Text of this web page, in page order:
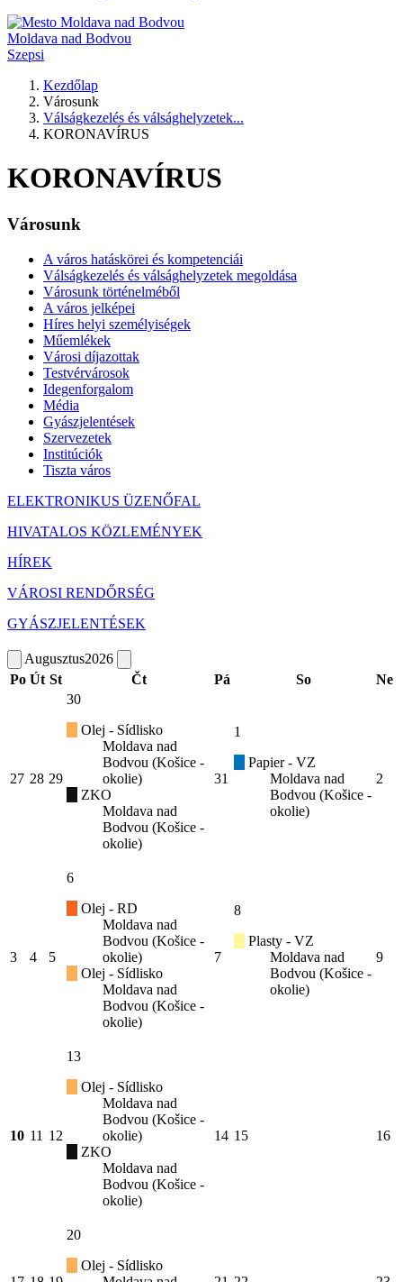
Moldava nad Bodvou
Szepsi
Kezdőlap
Városunk
Válságkezelés és válsághelyzetek...
KORONAVÍRUS
KORONAVÍRUS
Városunk
A város hatáskörei és kompetenciái
Válságkezelés és válsághelyzetek megoldása
Városunk történelméből
A város jelképei
Híres helyi személyiségek
Műemlékek
Városi díjazottak
Testvérvárosok
Idegenforgalom
Média
Gyászjelentések
Szervezetek
Institúciók
Tiszta város
ELEKTRONIKUS ÜZENŐFAL
HIVATALOS KÖZLEMÉNYEK
HÍREK
VÁROSI RENDŐRSÉG
GYÁSZJELENTÉSEK
Augusztus2026
Po Út St Čt Pá So Ne
27 28 29
30
Olej - Sídlisko
Moldava nad
Bodvou (Košice -
okolie)
ZKO
Moldava nad
Bodvou (Košice -
okolie)
31
1
Papier - VZ
Moldava nad
Bodvou (Košice -
okolie)
2
3 4 5
6
Olej - RD
Moldava nad
Bodvou (Košice -
okolie)
Olej - Sídlisko
Moldava nad
Bodvou (Košice -
okolie)
7
8
Plasty - VZ
Moldava nad
Bodvou (Košice -
okolie)
9
10 11 12
13
Olej - Sídlisko
Moldava nad
Bodvou (Košice -
okolie)
ZKO
Moldava nad
Bodvou (Košice -
okolie)
14 15 16
20
Olej - Sídlisko